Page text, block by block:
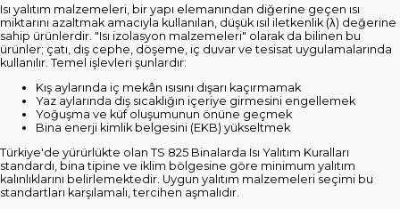
Isı yalıtım malzemeleri, bir yapı elemanından diğerine geçen ısı
miktarını azaltmak amacıyla kullanılan, düşük ısıl iletkenlik (λ) değerine
sahip ürünlerdir. "Isı izolasyon malzemeleri" olarak da bilinen bu
ürünler; çatı, dış cephe, döşeme, iç duvar ve tesisat uygulamalarında
kullanılır. Temel işlevleri şunlardır:
Kış aylarında iç mekân ısısını dışarı kaçırmamak
Yaz aylarında dış sıcaklığın içeriye girmesini engellemek
Yoğuşma ve küf oluşumunun önüne geçmek
Bina enerji kimlik belgesini (EKB) yükseltmek
Türkiye'de yürürlükte olan TS 825 Binalarda Isı Yalıtım Kuralları
standardı, bina tipine ve iklim bölgesine göre minimum yalıtım
kalınlıklarını belirlemektedir. Uygun yalıtım malzemeleri seçimi bu
standartları karşılamalı, tercihen aşmalıdır.